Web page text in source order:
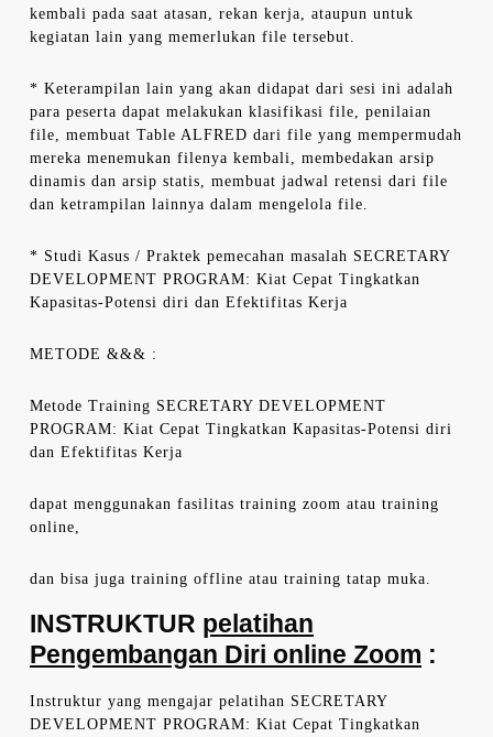
kembali pada saat atasan, rekan kerja, ataupun untuk
kegiatan lain yang memerlukan file tersebut.
* Keterampilan lain yang akan didapat dari sesi ini adalah
para peserta dapat melakukan klasifikasi file, penilaian
file, membuat Table ALFRED dari file yang mempermudah
mereka menemukan filenya kembali, membedakan arsip
dinamis dan arsip statis, membuat jadwal retensi dari file
dan ketrampilan lainnya dalam mengelola file.
* Studi Kasus / Praktek pemecahan masalah SECRETARY
DEVELOPMENT PROGRAM: Kiat Cepat Tingkatkan
Kapasitas-Potensi diri dan Efektifitas Kerja
METODE &&& :
Metode Training SECRETARY DEVELOPMENT
PROGRAM: Kiat Cepat Tingkatkan Kapasitas-Potensi diri
dan Efektifitas Kerja
dapat menggunakan fasilitas training zoom atau training
online,
dan bisa juga training offline atau training tatap muka.
INSTRUKTUR pelatihan
Pengembangan Diri online Zoom :
Instruktur yang mengajar pelatihan SECRETARY
DEVELOPMENT PROGRAM: Kiat Cepat Tingkatkan